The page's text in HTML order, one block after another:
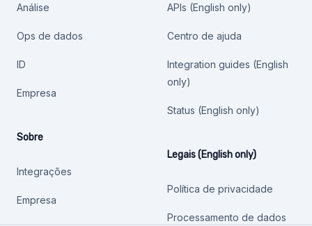
Análise
Ops de dados
ID
Empresa
Sobre
Integrações
Empresa
APIs (English only)
Centro de ajuda
Integration guides (English
only)
Status (English only)
Legais (English only)
Política de privacidade
Processamento de dados